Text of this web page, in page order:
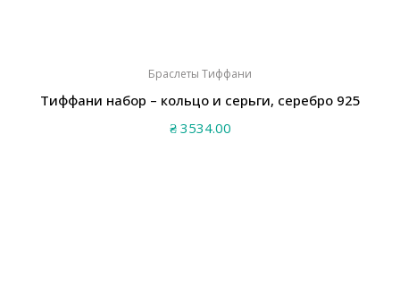
Браслеты Тиффани
Тиффани набор – кольцо и серьги, серебро 925
₴3534.00